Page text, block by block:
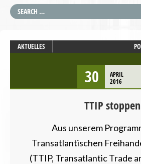
AKTUELLES
30
APRIL
2016
TTIP stoppen
Aus unserem
Transatlantischen
(TTIP, Transatlantic Trade